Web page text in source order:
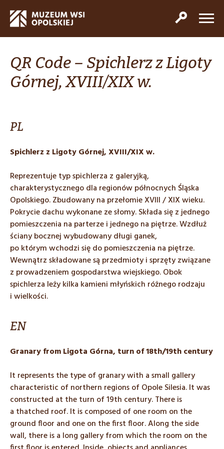
QR Code – Spichlerz z Ligoty
Górnej, XVIII/XIX w.
PL
Spichlerz z Ligoty Górnej, XVIII/XIX w.
Reprezentuje typ spichlerza z galeryjką,
charakterystycznego dla regionów północnych Śląska
Opolskiego. Zbudowany na przełomie XVIII / XIX wieku.
Pokrycie dachu wykonane ze słomy. Składa się z jednego
pomieszczenia na parterze i jednego na piętrze. Wzdłuż
ściany bocznej wybudowany długi ganek,
po którym wchodzi się do pomieszczenia na piętrze.
Wewnątrz składowane są przedmioty i sprzęty związane
z prowadzeniem gospodarstwa wiejskiego. Obok
spichlerza leży kilka kamieni młyńskich różnego rodzaju
i wielkości.
EN
Granary from Ligota Górna, turn of 18th/19th century
It represents the type of granary with a small gallery
characteristic of northern regions of Opole Silesia. It was
constructed at the turn of 19th century. There is
a thatched roof. It is composed of one room on the
ground floor and one on the first floor. Along the side
wall, there is a long gallery from which the room on the